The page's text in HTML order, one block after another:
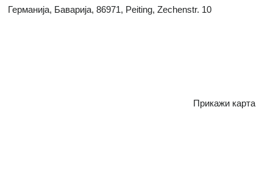
Германија, Баварија, 86971, Peiting, Zechenstr. 10
Прикажи карта